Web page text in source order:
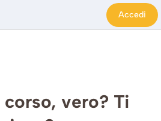
Accedi
vero? Ti